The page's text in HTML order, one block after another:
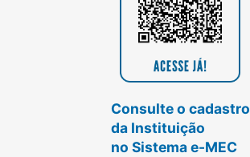
Consulte o cadastro
da Instituição
no Sistema e-MEC